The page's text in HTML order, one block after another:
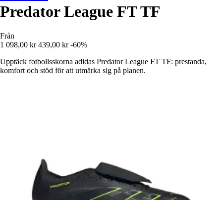
Predator League FT TF
Från
1 098,00 kr 439,00 kr -60%
Upptäck fotbollsskorna adidas Predator League FT TF: prestanda,
komfort och stöd för att utmärka sig på planen.